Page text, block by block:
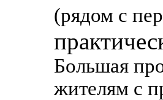
(рядом с
Большая
жителям с